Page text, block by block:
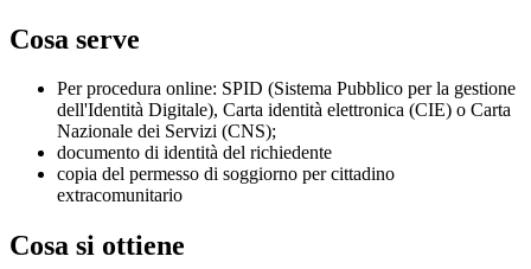
Cosa serve
Per procedura online: SPID (Sistema Pubblico per la gestione
dell'Identità Digitale), Carta identità elettronica (CIE) o Carta
Nazionale dei Servizi (CNS);
documento di identità del richiedente
copia del permesso di soggiorno per cittadino
extracomunitario
Cosa si ottiene